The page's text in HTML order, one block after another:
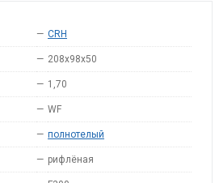
— CRH
— 208x98x50
— 1,70
— WF
— полнотелый
— рифлёная